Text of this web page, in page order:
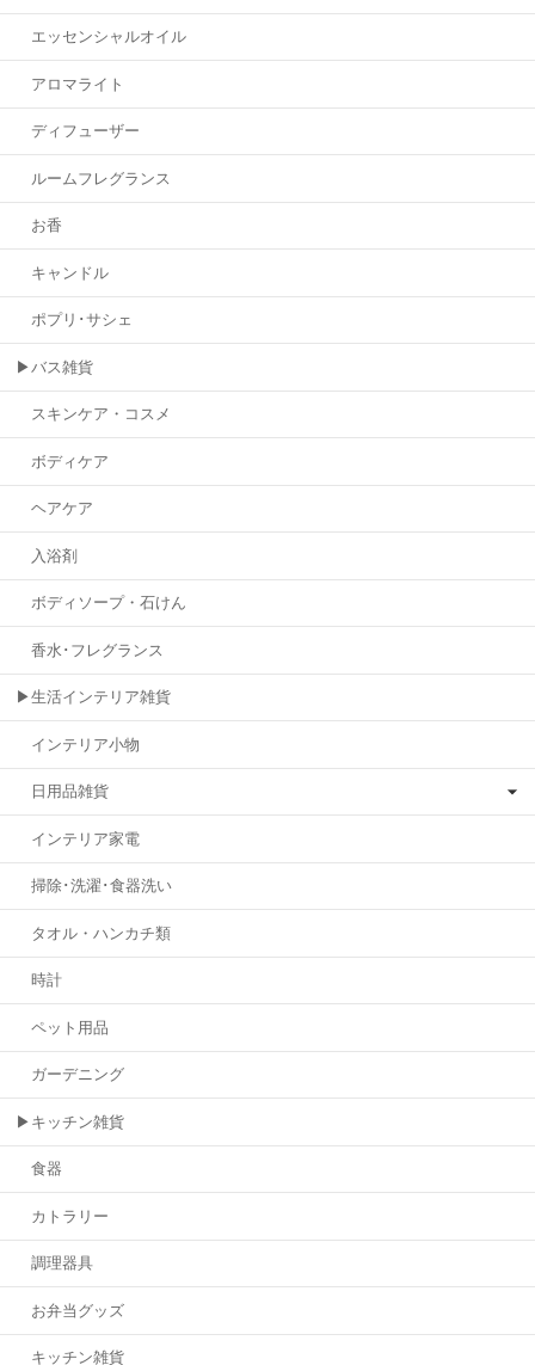
エッセンシャルオイル
アロマライト
ディフューザー
ルームフレグランス
お香
キャンドル
ポプリ･サシェ
▶バス雑貨
スキンケア・コスメ
ボディケア
ヘアケア
入浴剤
ボディソープ・石けん
香水･フレグランス
▶生活インテリア雑貨
インテリア小物
日用品雑貨
インテリア家電
掃除･洗濯･食器洗い
タオル・ハンカチ類
時計
ペット用品
ガーデニング
▶キッチン雑貨
食器
カトラリー
調理器具
お弁当グッズ
キッチン雑貨